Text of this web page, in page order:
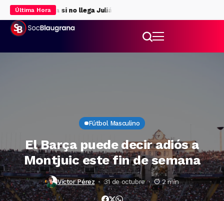
Última Hora
la delantera si no llega Julián Álvarez
Fútbol Masculino
El Barça puede decir adiós a
Montjuic este fin de semana
Víctor Pérez 31 de octubre 2 min